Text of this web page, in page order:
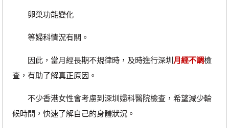
卵巢功能變化
等婦科情況有關。
因此，當月經長期不規律時，及時進行深圳 月經不調檢
查，有助了解真正原因。
不少香港女性會考慮到深圳婦科醫院檢查，希望減少輪
候時間，快速了解自己的身體狀況。